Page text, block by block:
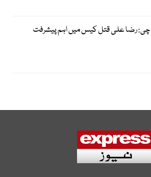
رضا علی قتل کیس میں اہم پیشرفت